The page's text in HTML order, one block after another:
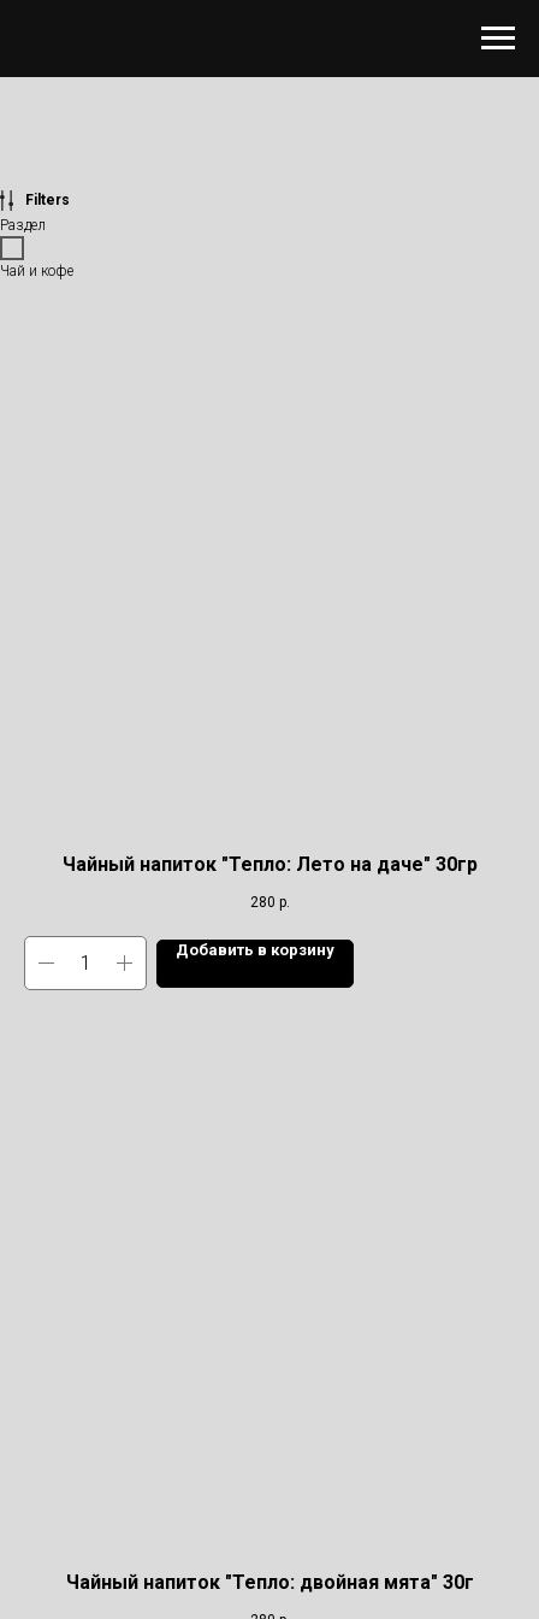
Filters
Раздел
Чай и кофе
Чайный напиток "Тепло: Лето на даче" 30гр
280 р.
Добавить в корзину
Чайный напиток "Тепло: двойная мята" 30г